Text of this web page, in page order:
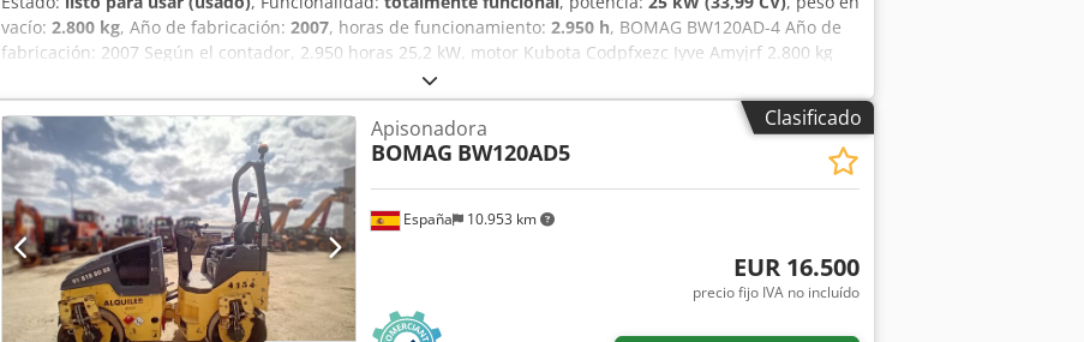
vacío: 2.800 kg, Año de fabricación: 2007, horas de funcionamiento: 2.950 h, BOMAG BW120AD-4 Año de
fabricación: 2007 Según el contador, 2.950 horas 25,2 kW, motor Kubota Codpfxezc Iyve Amyjrf 2.800 kg
Precio de venta: 9.900 €, neto BOMAG BW100AD-4 Año de fabricación: 2005 Según el contador, 6.594
horas 25,2 kW, motor Kubota 2.600 kg Precio de venta: 8.800 €, neto Hamm HD 10 Año de fabricación:
2006 Según el contador, 4.356 horas 20,1 kW, motor Deutz 2.450 kg Precio de venta: 8.800 €, neto Hamm
HD 10 Año de fabricación: 2006 Según el contador, 7.771 horas 20,1 kW, motor Deutz 2.450 kg Precio de
venta: 8.800 €, neto ¡También es posible realizar entregas a precios asequibles!
Clasificado
España 10.953 km
Apisonadora
BOMAG BW120AD5
EUR 16.500
precio fijo IVA no incluído